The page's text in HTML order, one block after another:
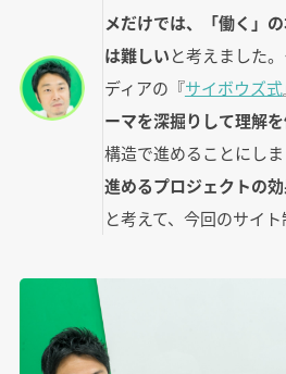
メだけでは、「働く」
は難しいと考えました
ディアの『サイボウズ式
ーマを深掘りして理解
構造で進めることにし
進めるプロジェクトの
と考えて、今回のサイト